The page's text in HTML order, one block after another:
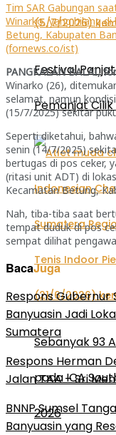
Festival
Pemanjat
Sebanyak 93
pada ICA
2026
Tim SAR Gabungan
Winarko, yang hilang
Betung, Kabupaten
(fornews.co/ist)
PANGKALAN BALAI,
Winarko (26),
selamat, namun
(15/7/2025) sekitar
Seperti diketahui,
senin (14/7/2025)
bertugas di pos ceker,
(ritasi unit ADT) di
Kecamatan Betung,
Nah, tiba-tiba saat
tempat duduk di pos
sempat dilihat
BacaJuga
Respons Gubernur
Banyuasin Jadi
Sumatera
Respons Herman
Jalan TAA – Sri
BNNP Sumsel
Banyuasin yang